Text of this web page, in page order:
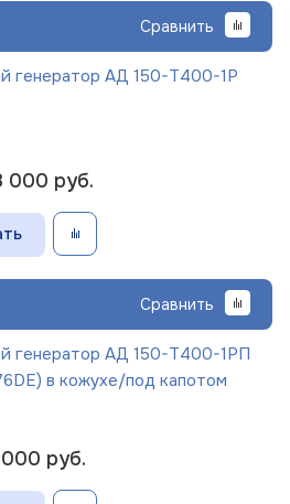
Сравнить
генератор АД 150-Т400-1Р
000 руб.
Сравнить
генератор АД 150-Т400-1РП
в кожухе/под капотом
000 руб.